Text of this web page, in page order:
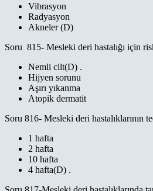
Vibrasyon
Radyasyon
Akneler (D)
Soru 815- Mesleki deri hastalığı için
Nemli cilt(D) .
Hijyen sorunu
Aşırı yıkanma
Atopik dermatit
Soru 816- Mesleki deri hastalıklarının
1 hafta
2 hafta
10 hafta
4 hafta(D) .